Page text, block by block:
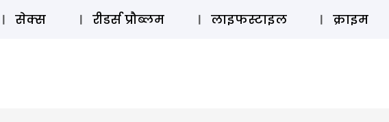
ऑडियो
सेक्स रीडर्स प्रौब्लम लाइफस्टाइल क्राइम